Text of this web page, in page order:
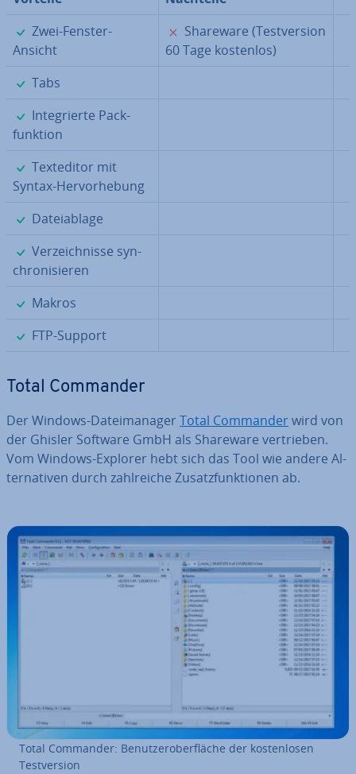
✓
Zwei-Fenster-
Ansicht
✗
Shareware (Test­ver­si­on
60 Tage kostenlos)
✓
Tabs
✓
In­te­grier­te Pack­
funk­ti­on
✓
Text­edi­tor mit
Syntax-Her­vor­he­bung
✓
Da­tei­ab­la­ge
✓
Ver­zeich­nis­se syn­
chro­ni­sie­ren
✓
Makros
✓
FTP-Support
Total Commander
Der Windows-Da­tei­ma­na­ger Total Commanderwird von
der Ghisler Software GmbH als Shareware ver­trie­ben.
Vom Windows-Explorer hebt sich das Tool wie andere Al­
ter­na­ti­ven durch zahl­rei­che Zu­satz­funk­tio­nen ab.
Total Commander: Be­nut­zer­ober­flä­che der kos­ten­lo­sen
Test­ver­si­on